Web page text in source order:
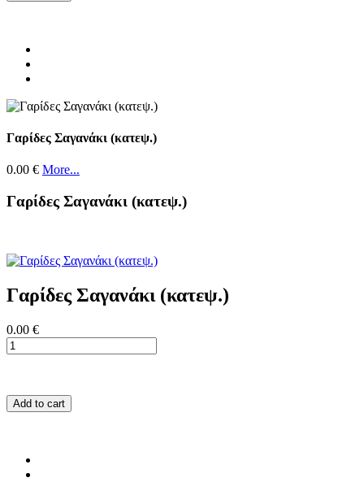
Γαρίδες Σαγανάκι (κατεψ.)
0.00 € More...
Γαρίδες Σαγανάκι (κατεψ.)
Γαρίδες Σαγανάκι (κατεψ.)
0.00 €
Add to cart